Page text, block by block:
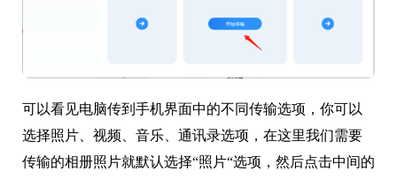
可以看见电脑传到手机界面中的不同传输选项，你可以
选择照片、视频、音乐、通讯录选项，在这里我们需要
传输的相册照片就默认选择“照片“选项，然后点击中间的